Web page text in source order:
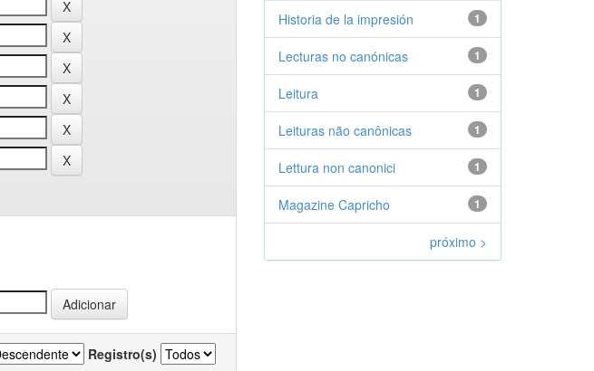
Registro(s)
1
Historia de la impresión
1
Lecturas no canónicas
1
Leitura
1
Leituras não canônicas
1
Lettura non canonici
1
Magazine Capricho
próximo >